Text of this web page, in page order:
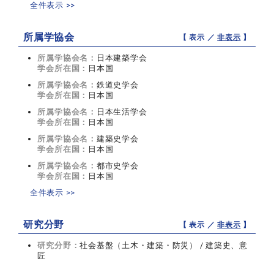
全件表示 >>
所属学協会 【 表示 ／非表示 】
所属学協会名： 日本建築学会
学会所在国： 日本国
所属学協会名： 鉄道史学会
学会所在国： 日本国
所属学協会名： 日本生活学会
学会所在国： 日本国
所属学協会名： 建築史学会
学会所在国： 日本国
所属学協会名： 都市史学会
学会所在国： 日本国
全件表示 >>
研究分野 【 表示 ／非表示 】
研究分野：社会基盤（土木・建築・防災） / 建築史、意
匠